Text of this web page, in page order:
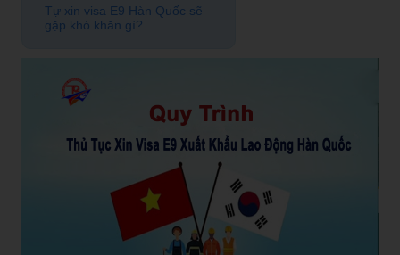
Tự xin visa E9 Hàn Quốc sẽ
gặp khó khăn gì?